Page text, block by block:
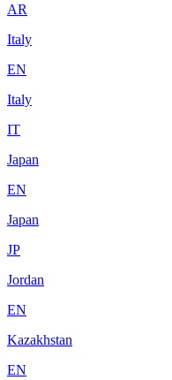
AR
Italy
EN
Italy
IT
Japan
EN
Japan
JP
Jordan
EN
Kazakhstan
EN